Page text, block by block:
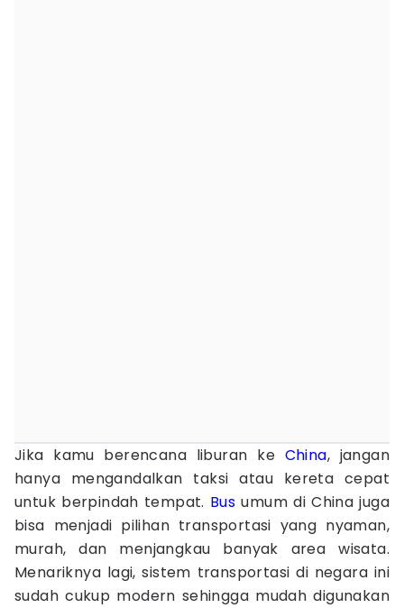
Jika kamu berencana liburan ke China, jangan
hanya mengandalkan taksi atau kereta cepat
untuk berpindah tempat. Bus umum di China juga
bisa menjadi pilihan transportasi yang nyaman,
murah, dan menjangkau banyak area wisata.
Menariknya lagi, sistem transportasi di negara ini
sudah cukup modern sehingga mudah digunakan